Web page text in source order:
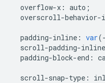
overflow-x : auto ;
overscroll-behavior-
padding-inline : var(
scroll-padding-inline
padding-block-end :
scroll-snap-type :